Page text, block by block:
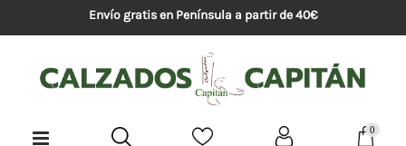
Envío gratis en Península a partir de 40€
0